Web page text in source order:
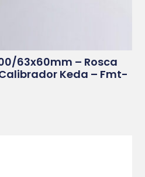
63x60mm – Rosca
Keda – Fmt-